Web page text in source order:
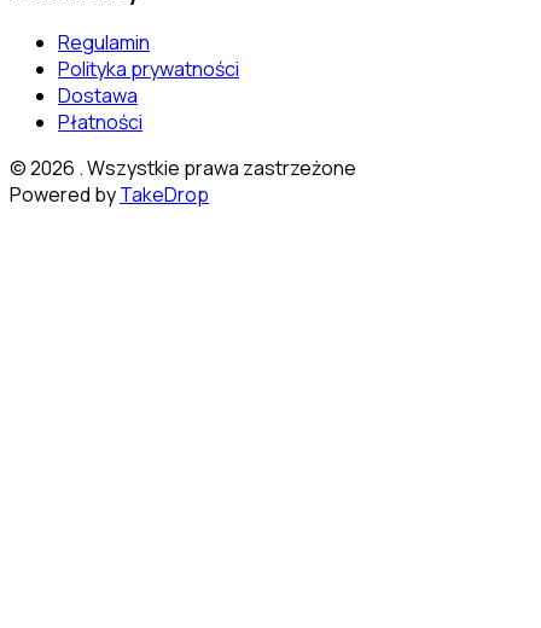
Regulamin
Polityka prywatności
Dostawa
Płatności
©2026 . Wszystkie prawa zastrzeżone
Powered byTakeDrop